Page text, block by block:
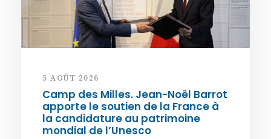
5 AOÛT 2026
Camp des Milles. Jean-Noël Barrot
apporte le soutien de la France à
la candidature au patrimoine
mondial de l’Unesco